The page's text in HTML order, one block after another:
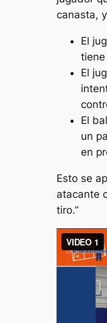
canasta, y
El
El
El
un
en
Esto se
atacante
tiro.”